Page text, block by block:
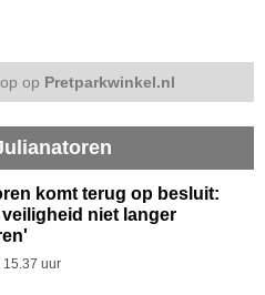
op Pretparkwinkel.nl
komt terug op besluit:
niet langer
uur